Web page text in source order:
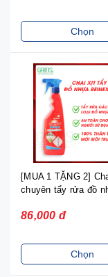
Chọn
[MUA 1 TẶNG 2]
chuyên tẩy rửa đồ
86,000 đ
Chọn